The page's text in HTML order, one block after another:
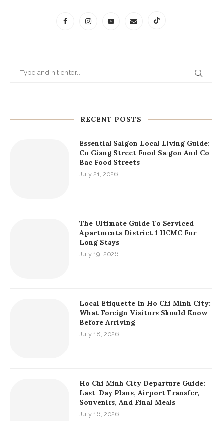
RECENT POSTS
Essential Saigon Local Living Guide:
Co Giang Street Food Saigon And Co
Bac Food Streets
July 21, 2026
The Ultimate Guide To Serviced
Apartments District 1 HCMC For
Long Stays
July 19, 2026
Local Etiquette In Ho Chi Minh City:
What Foreign Visitors Should Know
Before Arriving
July 18, 2026
Ho Chi Minh City Departure Guide:
Last-Day Plans, Airport Transfer,
Souvenirs, And Final Meals
July 16, 2026